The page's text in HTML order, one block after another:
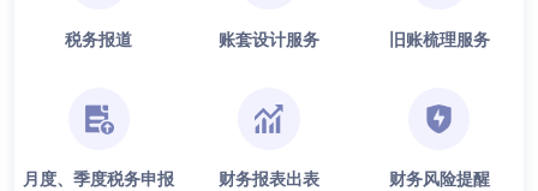
税务报道 账套设计服务 旧账梳理服务
月度、季度税务申报 财务报表出表 财务风险提醒